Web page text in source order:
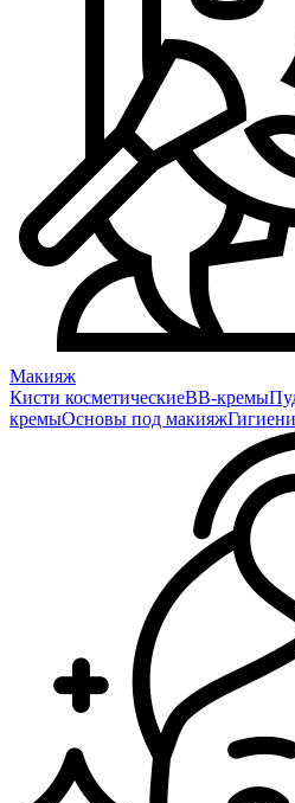
Макияж
Кисти косметическиеBB-кремы
кремыОсновы под макияж